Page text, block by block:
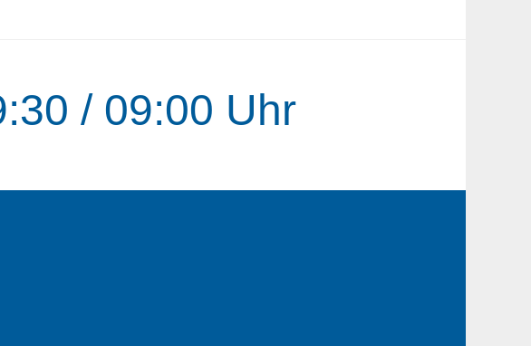
/ 09:00 Uhr